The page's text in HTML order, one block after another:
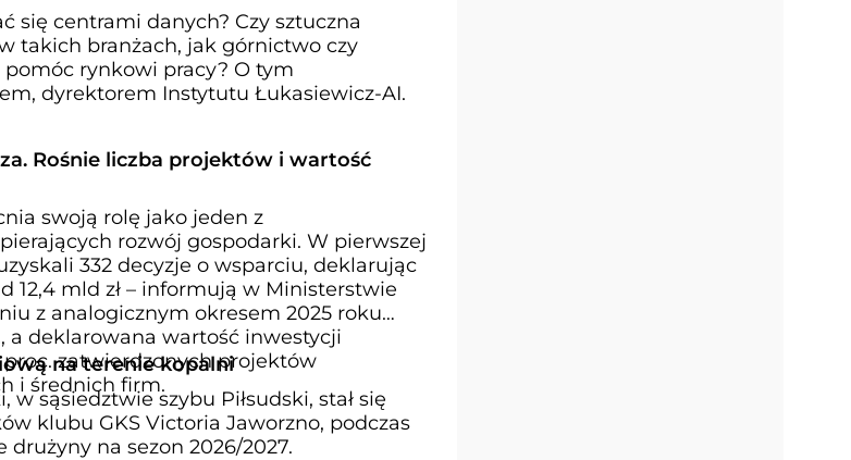
się centrami danych? Czy sztuczna
takich branżach, jak górnictwo czy
rynkowi pracy? O tym
dyrektorem Instytutu Łukasiewicz-AI.
Rośnie liczba projektów i wartość
swoją rolę jako jeden z
rozwój gospodarki. W pierwszej
332 decyzje o wsparciu, deklarując
12,4 mld zł – informują w Ministerstwie
z analogicznym okresem 2025 roku
a deklarowana wartość inwestycji
proc. zatwierdzonych projektów
i średnich firm.
na terenie kopalni
w sąsiedztwie szybu Piłsudski, stał się
klubu GKS Victoria Jaworzno, podczas
na sezon 2026/2027.